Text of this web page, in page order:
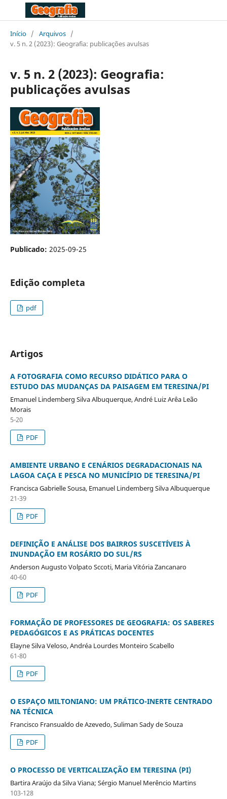
Início / Arquivos /
v. 5 n. 2 (2023): Geografia: publicações avulsas
v. 5 n. 2 (2023): Geografia:
publicações avulsas
Publicado: 2025-09-25
Edição completa
pdf
Artigos
A FOTOGRAFIA COMO RECURSO DIDÁTICO PARA O
ESTUDO DAS MUDANÇAS DA PAISAGEM EM TERESINA/PI
Emanuel Lindemberg Silva Albuquerque, André Luiz Arêa Leão
Morais
5-20
PDF
AMBIENTE URBANO E CENÁRIOS DEGRADACIONAIS NA
LAGOA CAÇA E PESCA NO MUNICÍPIO DE TERESINA/PI
Francisca Gabrielle Sousa, Emanuel Lindemberg Silva Albuquerque
21-39
PDF
DEFINIÇÃO E ANÁLISE DOS BAIRROS SUSCETÍVEIS À
INUNDAÇÃO EM ROSÁRIO DO SUL/RS
Anderson Augusto Volpato Sccoti, Maria Vitória Zancanaro
40-60
PDF
FORMAÇÃO DE PROFESSORES DE GEOGRAFIA: OS SABERES
PEDAGÓGICOS E AS PRÁTICAS DOCENTES
Elayne Silva Veloso, Andréa Lourdes Monteiro Scabello
61-80
PDF
O ESPAÇO MILTONIANO: UM PRÁTICO-INERTE CENTRADO
NA TÉCNICA
Francisco Fransualdo de Azevedo, Suliman Sady de Souza
PDF
O PROCESSO DE VERTICALIZAÇÃO EM TERESINA (PI)
Bartira Araújo da Silva Viana; Sérgio Manuel Merêncio Martins
103-128